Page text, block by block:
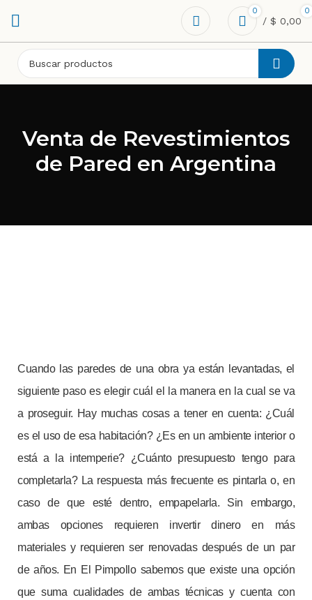
0 0
/ $ 0,00
Venta de Revestimientos
de Pared en Argentina
Cuando las paredes de una obra ya están levantadas, el
siguiente paso es elegir cuál el la manera en la cual se va
a proseguir. Hay muchas cosas a tener en cuenta: ¿Cuál
es el uso de esa habitación? ¿Es en un ambiente interior o
está a la intemperie? ¿Cuánto presupuesto tengo para
completarla? La respuesta más frecuente es pintarla o, en
caso de que esté dentro, empapelarla. Sin embargo,
ambas opciones requieren invertir dinero en más
materiales y requieren ser renovadas después de un par
de años. En El Pimpollo sabemos que existe una opción
que suma cualidades de ambas técnicas y cuenta con